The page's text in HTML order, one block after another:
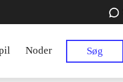
Noder Søg